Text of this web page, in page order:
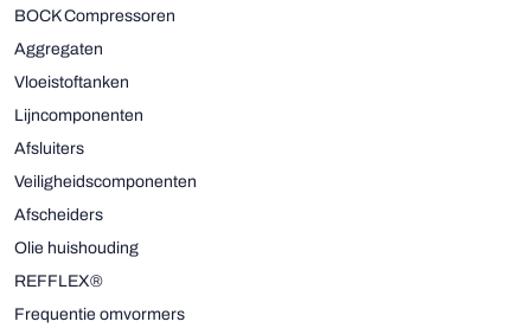
BOCK Compressoren
Aggregaten
Vloeistoftanken
Lijncomponenten
Afsluiters
Veiligheidscomponenten
Afscheiders
Olie huishouding
REFFLEX®
Frequentie omvormers